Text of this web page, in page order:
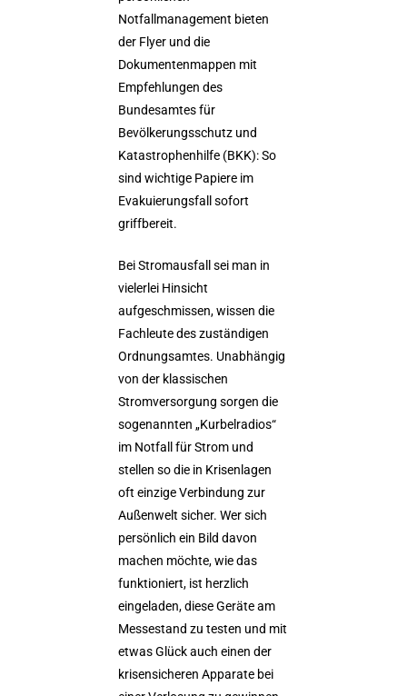
Notfallmanagement bieten
der Flyer und die
Dokumentenmappen mit
Empfehlungen des
Bundesamtes für
Bevölkerungsschutz und
Katastrophenhilfe (BKK): So
sind wichtige Papiere im
Evakuierungsfall sofort
griffbereit.
Bei Stromausfall sei man in
vielerlei Hinsicht
aufgeschmissen, wissen die
Fachleute des zuständigen
Ordnungsamtes. Unabhängig
von der klassischen
Stromversorgung sorgen die
sogenannten „Kurbelradios“
im Notfall für Strom und
stellen so die in Krisenlagen
oft einzige Verbindung zur
Außenwelt sicher. Wer sich
persönlich ein Bild davon
machen möchte, wie das
funktioniert, ist herzlich
eingeladen, diese Geräte am
Messestand zu testen und mit
etwas Glück auch einen der
krisensicheren Apparate bei